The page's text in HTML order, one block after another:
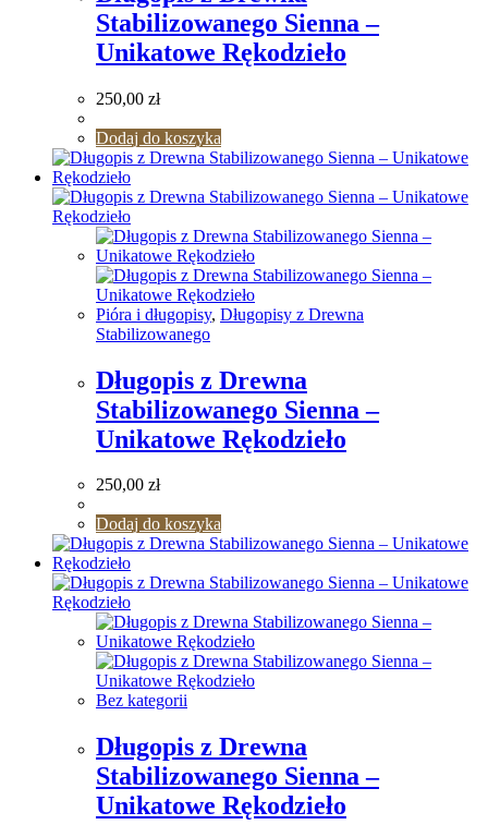
Stabilizowanego Sienna –
Unikatowe Rękodzieło
250,00 zł
Dodaj do koszyka
Pióra i długopisy, Długopisy z Drewna
Stabilizowanego
Długopis z Drewna
Stabilizowanego Sienna –
Unikatowe Rękodzieło
250,00 zł
Dodaj do koszyka
Bez kategorii
Długopis z Drewna
Stabilizowanego Sienna –
Unikatowe Rękodzieło